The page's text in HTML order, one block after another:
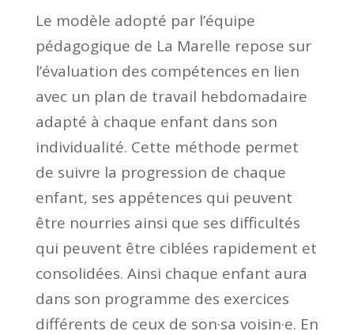
Le modèle adopté par l’équipe
pédagogique de La Marelle repose sur
l’évaluation des compétences en lien
avec un plan de travail hebdomadaire
adapté à chaque enfant dans son
individualité. Cette méthode permet
de suivre la progression de chaque
enfant, ses appétences qui peuvent
être nourries ainsi que ses difficultés
qui peuvent être ciblées rapidement et
consolidées. Ainsi chaque enfant aura
dans son programme des exercices
différents de ceux de son·sa voisin·e. En